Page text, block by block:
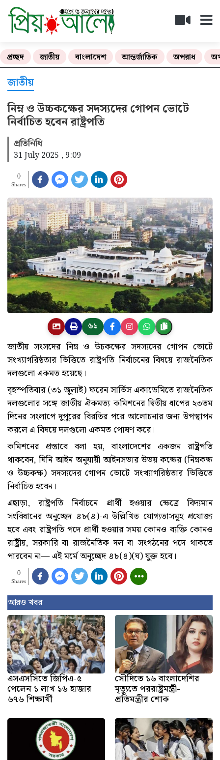
প্রচ্ছদ জাতীয় বাংলাদেশ আন্তর্জাতিক অপরাধ
জাতীয়
নিম্ন ও উচ্চকক্ষের সদস্যদের গোপন ভোটে
নির্বাচিত হবেন রাষ্ট্রপতি
প্রতিনিধি
31 July 2025 , 9:09
0
Shares
৬১
জাতীয় সংসদের নিম্ন ও উচকক্ষের সদস্যদের গোপন ভোটে
সংখ্যাগরিষ্ঠতার ভিত্তিতে রাষ্ট্রপতি নির্বাচনের বিষয়ে রাজনৈতিক
দলগুলো একমত হয়েছে।
বৃহস্পতিবার (৩১ জুলাই) ফরেন সার্ভিস একাডেমিতে রাজনৈতিক
দলগুলোর সঙ্গে জাতীয় ঐকমত্য কমিশনের দ্বিতীয় ধাপের ২৩তম
দিনের সংলাপে দুপুরের বিরতির পরে আলোচনার জন্য উপস্থাপন
করলে এ বিষয়ে দলগুলো একমত পোষণ করে।
কমিশনের প্রস্তাবে বলা হয়, বাংলাদেশের একজন রাষ্ট্রপতি
থাকবেন, যিনি আইন অনুযায়ী আইনসভার উভয় কক্ষের (নিম্নকক্ষ
ও উচ্চকক্ষ) সদস্যদের গোপন ভোটে সংখ্যাগরিষ্ঠতার ভিত্তিতে
নির্বাচিত হবেন।
এছাড়া, রাষ্ট্রপতি নির্বাচনে প্রার্থী হওয়ার ক্ষেত্রে বিদ্যমান
সংবিধানের অনুচ্ছেদ ৪৮(৪)-এ উল্লিখিত যোগ্যতাসমূহ প্রযোজ্য
হবে এবং রাষ্ট্রপতি পদে প্রার্থী হওয়ার সময় কোনও ব্যক্তি কোনও
রাষ্ট্রীয়, সরকারি বা রাজনৈতিক দল বা সংগঠনের পদে থাকতে
পারবেন না— এই মর্মে অনুচ্ছেদ ৪৮(৪)(ঘ) যুক্ত হবে।
0
Shares
আরও খবর
এসএসসিতে জিপিএ-৫
পেলেন ১ লাখ ১৬ হাজার
৬৭৬ শিক্ষার্থী
সৌদিতে ১৬ বাংলাদেশির
মৃত্যুতে পররাষ্ট্রমন্ত্রী-
প্রতিমন্ত্রীর শোক